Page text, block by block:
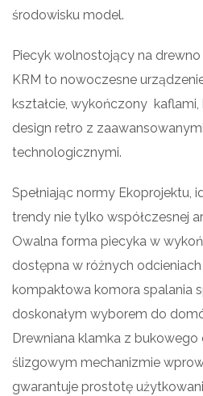
środowisku model.
Piecyk wolnostojący na drewno
KRM to nowoczesne
kształcie, wykończony kaflami,
design retro z
technologicznymi.
Spełniając normy Ekoprojektu,
trendy nie tylko współczesnej
Owalna forma piecyka w
dostępna w różnych
kompaktowa komora spalania
doskonałym wyborem do
Drewniana klamka z
ślizgowym mechanizmie
gwarantuje prostotę